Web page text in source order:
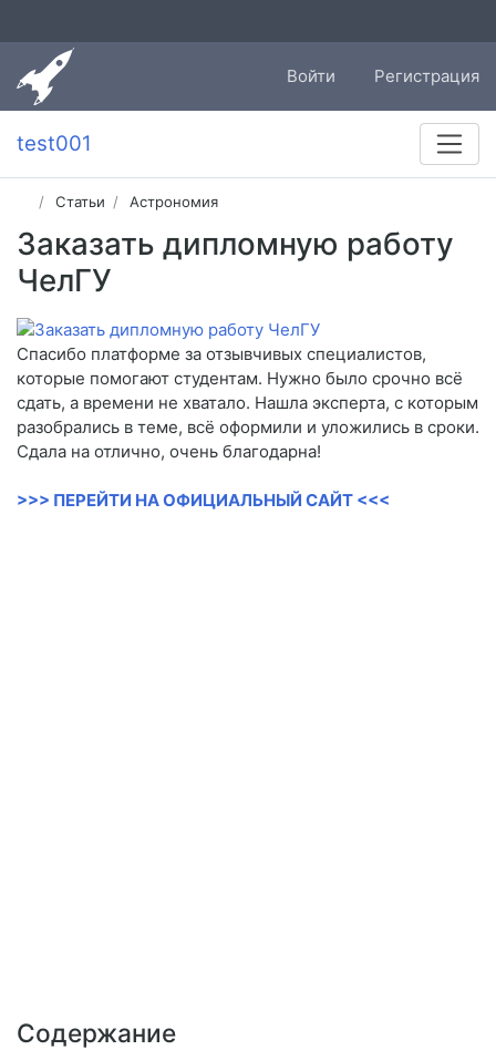
Войти Регистрация
test001
Статьи Астрономия
Заказать дипломную работу
ЧелГУ
Спасибо платформе за отзывчивых специалистов,
которые помогают студентам. Нужно было срочно всё
сдать, а времени не хватало. Нашла эксперта, с которым
разобрались в теме, всё оформили и уложились в сроки.
Сдала на отлично, очень благодарна!
>>> ПЕРЕЙТИ НА ОФИЦИАЛЬНЫЙ САЙТ <<<
Содержание